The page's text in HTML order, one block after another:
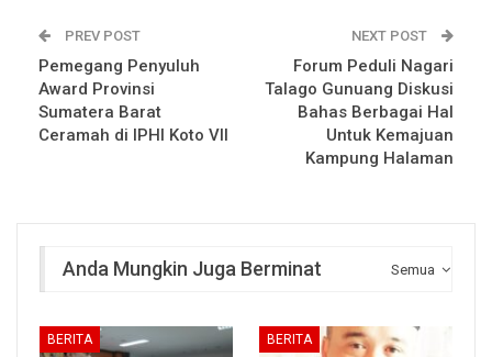
PREV POST
Pemegang Penyuluh
Award Provinsi
Sumatera Barat
Ceramah di IPHI Koto VII
NEXT POST
Forum Peduli Nagari
Talago Gunuang Diskusi
Bahas Berbagai Hal
Untuk Kemajuan
Kampung Halaman
Semua
Anda Mungkin Juga Berminat
BERITA BERITA